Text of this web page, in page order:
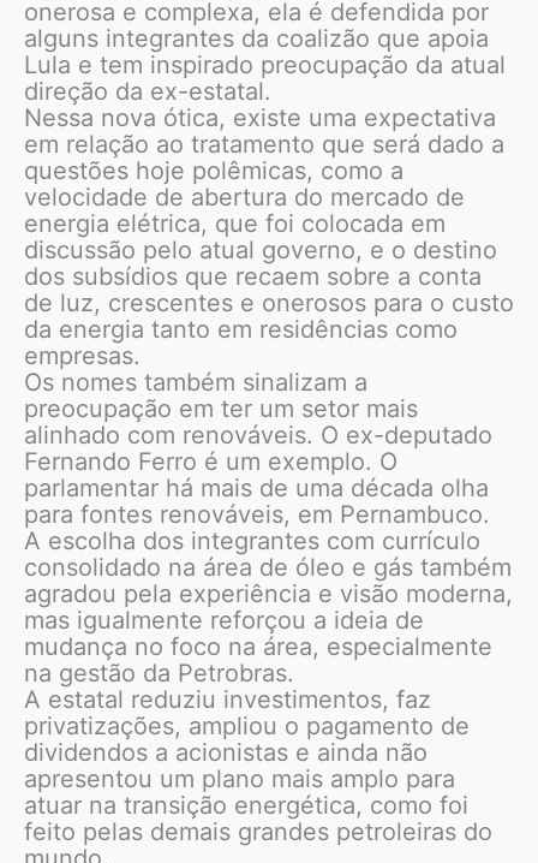
onerosa e complexa, ela é defendida por
alguns integrantes da coalizão que apoia
Lula e tem inspirado preocupação da atual
direção da ex-estatal.
Nessa nova ótica, existe uma expectativa
em relação ao tratamento que será dado a
questões hoje polêmicas, como a
velocidade de abertura do mercado de
energia elétrica, que foi colocada em
discussão pelo atual governo, e o destino
dos subsídios que recaem sobre a conta
de luz, crescentes e onerosos para o custo
da energia tanto em residências como
empresas.
Os nomes também sinalizam a
preocupação em ter um setor mais
alinhado com renováveis. O ex-deputado
Fernando Ferro é um exemplo. O
parlamentar há mais de uma década olha
para fontes renováveis, em Pernambuco.
A escolha dos integrantes com currículo
consolidado na área de óleo e gás também
agradou pela experiência e visão moderna,
mas igualmente reforçou a ideia de
mudança no foco na área, especialmente
na gestão da Petrobras.
A estatal reduziu investimentos, faz
privatizações, ampliou o pagamento de
dividendos a acionistas e ainda não
apresentou um plano mais amplo para
atuar na transição energética, como foi
feito pelas demais grandes petroleiras do